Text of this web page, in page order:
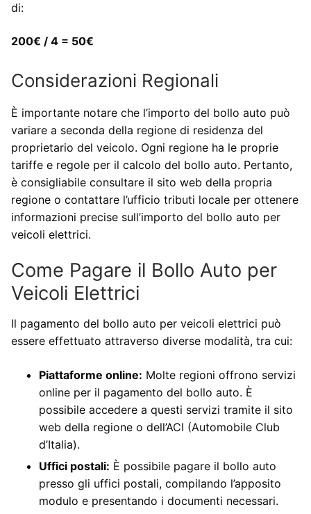
di:
200€ / 4 = 50€
Considerazioni Regionali
È importante notare che l’importo del bollo auto può
variare a seconda della regione di residenza del
proprietario del veicolo. Ogni regione ha le proprie
tariffe e regole per il calcolo del bollo auto. Pertanto,
è consigliabile consultare il sito web della propria
regione o contattare l’ufficio tributi locale per ottenere
informazioni precise sull’importo del bollo auto per
veicoli elettrici.
Come Pagare il Bollo Auto per
Veicoli Elettrici
Il pagamento del bollo auto per veicoli elettrici può
essere effettuato attraverso diverse modalità, tra cui:
Piattaforme online: Molte regioni offrono servizi
online per il pagamento del bollo auto. È
possibile accedere a questi servizi tramite il sito
web della regione o dell’ACI (Automobile Club
d’Italia).
Uffici postali: È possibile pagare il bollo auto
presso gli uffici postali, compilando l’apposito
modulo e presentando i documenti necessari.